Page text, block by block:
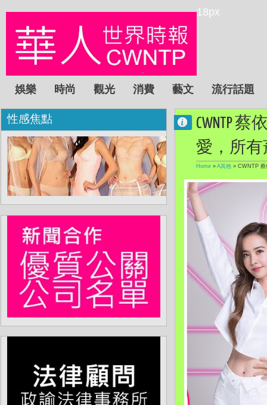
18px
娛樂 時尚 觀光 消費 藝文 流行話題
CWNTP
愛，所
Home » A其他 » CWNTP
性感焦點